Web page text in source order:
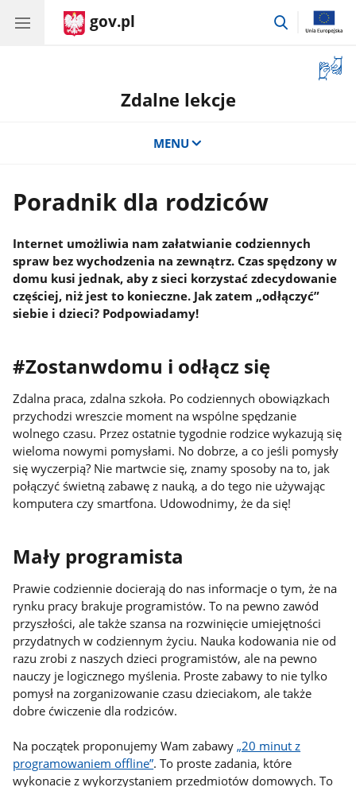
gov.pl
przejdź
okno
Zdalne lekcje
MENU
Poradnik dla rodziców
Internet umożliwia nam załatwianie codziennych
spraw bez wychodzenia na zewnątrz. Czas spędzony w
domu kusi jednak, aby z sieci korzystać zdecydowanie
częściej, niż jest to konieczne. Jak zatem „odłączyć”
siebie i dzieci? Podpowiadamy!
#Zostanwdomu i odłącz się
Zdalna praca, zdalna szkoła. Po codziennych obowiązkach
przychodzi wreszcie moment na wspólne spędzanie
wolnego czasu. Przez ostatnie tygodnie rodzice wykazują się
wieloma nowymi pomysłami. No dobrze, a co jeśli pomysły
się wyczerpią? Nie martwcie się, znamy sposoby na to, jak
połączyć świetną zabawę z nauką, a do tego nie używając
komputera czy smartfona. Udowodnimy, że da się!
Mały programista
Prawie codziennie docierają do nas informacje o tym, że na
rynku pracy brakuje programistów. To na pewno zawód
przyszłości, ale także szansa na rozwinięcie umiejętności
przydatnych w codziennym życiu. Nauka kodowania nie od
razu zrobi z naszych dzieci programistów, ale na pewno
nauczy je logicznego myślenia. Proste zabawy to nie tylko
pomysł na zorganizowanie czasu dzieciakom, ale także
dobre ćwiczenie dla rodziców.
Na początek proponujemy Wam zabawy„20 minut z
programowaniem offline”. To proste zadania, które
wykonacie z wykorzystaniem przedmiotów domowych. To